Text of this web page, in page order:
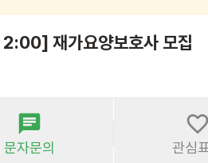
재가요양보호사 모집
문자문의 관심